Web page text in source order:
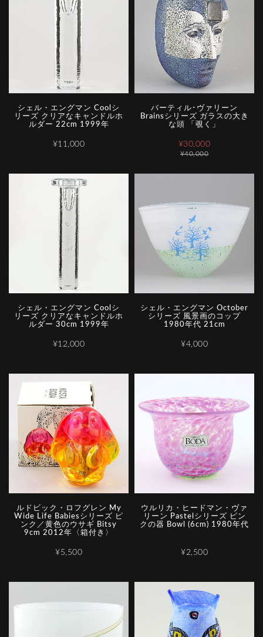
シェル・エングマン Coolシ
リーズ クリアなキャンドルホ
ルダー 22cm 1999年
¥11,000
バーティル･ヴァリーン
Brainsシリーズ ガラスの大き
な頭 「覗く」
¥40,000
¥30,000
シェル・エングマン Coolシ
リーズ クリアなキャンドルホ
ルダー 30cm 1999年
¥12,000
シェル・エングマン October
シリーズ 風景画のコップ
1980年代 21cm
¥4,000
ルドビック・ロフグレン My
Wide Life Babiesシリーズ ピ
ンク／黄色のウサギ Bitsy
9cm 2012年〈箱付き〉
¥5,500
ウルリカ・ヒードマン・ヴァ
リーン Pastelシリーズ ピン
クの器 Bowl (6cm) 1980年代
¥2,500